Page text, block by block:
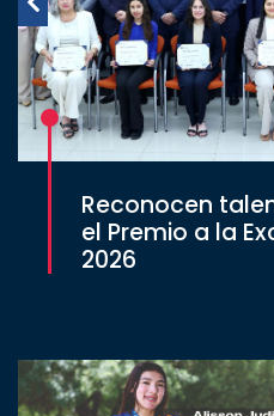
Reconocen
el Premio a la
2026